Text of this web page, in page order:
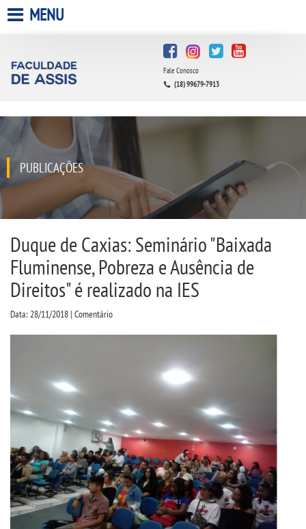
A FACULDADE
QUEM SOMOS
INFRAESTRUTURA
BIBLIOTECA
CPA
CPSA
CURSOS
BACHARELADOS
LICENCIATURAS
TECNOLÓGICOS
MENU
Fale Conosco
(18) 99679-7913
PUBLICAÇÕES
Duque de Caxias: Seminário "Baixada
Fluminense, Pobreza e Ausência de
Direitos" é realizado na IES
Data: 28/11/2018 | Comentário